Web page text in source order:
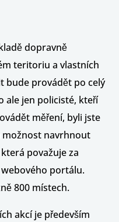
dopravně
teritoriu a vlastních
bude provádět po celý
ale jen policisté, kteří
měření, byli jste
možnost navrhnout
považuje za
portálu.
800 místech.
akcí je především